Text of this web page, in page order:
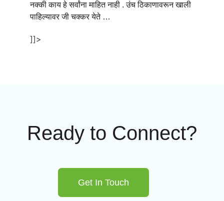
नक्की काय हे सर्वांना माहित नाही . उंच ठिकाणावरून खाली
पाहिल्यावर जी चक्कर येते …
]]>
Ready to Connect?
Get In Touch